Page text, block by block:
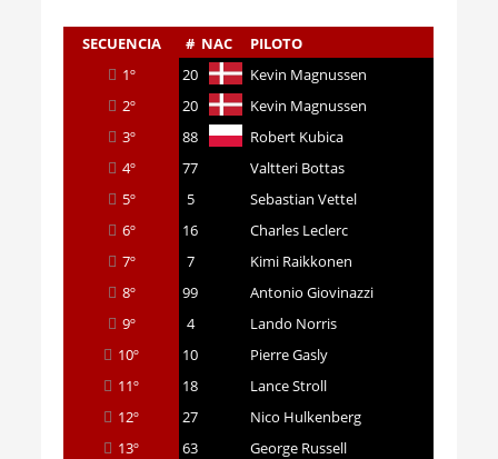
SECUENCIA # NAC
PILOTO
1º
20
Kevin Magnussen
2º
20
Kevin Magnussen
3º
88
Robert Kubica
4º
77
Valtteri Bottas
5º
5
Sebastian Vettel
6º
16
Charles Leclerc
7º
7
Kimi Raikkonen
8º
99
Antonio Giovinazzi
9º
4
Lando Norris
10º
10
Pierre Gasly
11º
18
Lance Stroll
12º
27
Nico Hulkenberg
13º
63
George Russell